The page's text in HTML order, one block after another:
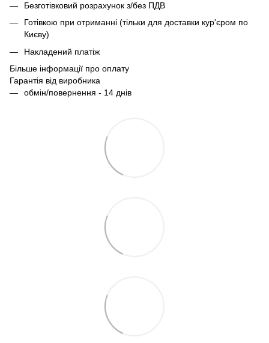
Безготівковий розрахунок з/без ПДВ
Готівкою при отриманні (тільки для доставки кур'єром по
Києву)
Накладений платіж
Більше інформації про оплату
Гарантія від виробника
обмін/повернення - 14 днів